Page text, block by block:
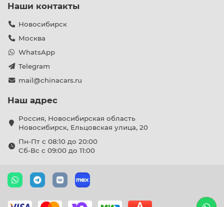
Наши контакты
Новосибирск
Москва
WhatsApp
Telegram
mail@chinacars.ru
Наш адрес
Россия, Новосибирская область
Новосибирск, Ельцовская улица, 20
Пн-Пт с 08:10 до 20:00
Сб-Вс с 09:00 до 11:00